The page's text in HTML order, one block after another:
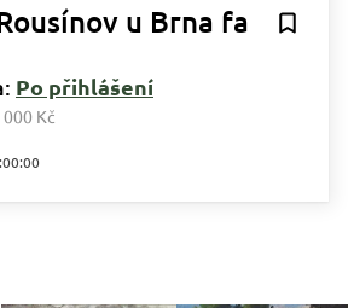
u Brna fa
Po přihlášení
000 Kč